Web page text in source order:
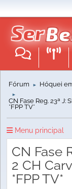
Fórum ► Hóquei
►
CN Fase Reg. 23ª J:
*FPP TV*
Menu principal
CN Fase
2 CH
*FPP TV*